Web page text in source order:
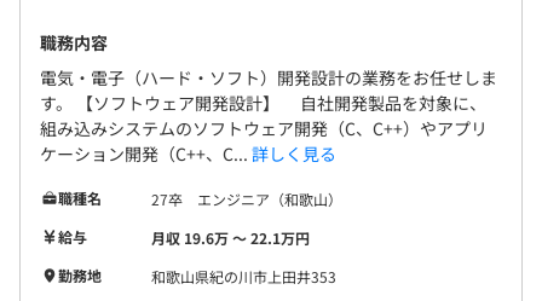
職務内容
電気・電子（ハード・ソフト）開発設計の業務をお任せしま
す。 【ソフトウェア開発設計】 自社開発製品を対象に、
組み込みシステムのソフトウェア開発（C、C++）やアプリ
ケーション開発（C++、C... 詳しく見る
職種名
27卒 エンジニア（和歌山）
給与
月収 19.6万 〜 22.1万円
勤務地
和歌山県紀の川市上田井353